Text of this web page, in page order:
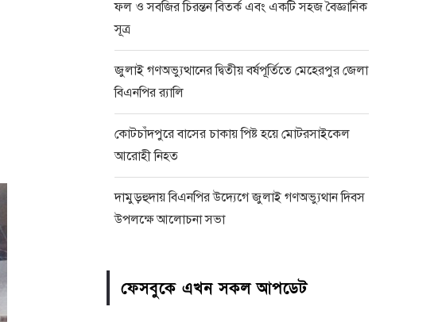
ফল ও সবজির চিরন্তন বিতর্ক এবং একটি সহজ বৈজ্ঞানিক
সূত্র
জুলাই গণঅভ্যুত্থানের দ্বিতীয় বর্ষপূর্তিতে মেহেরপুর জেলা
বিএনপির র‍্যালি
কোটচাঁদপুরে বাসের চাকায় পিষ্ট হয়ে মোটরসাইকেল
আরোহী নিহত
দামুড়হুদায় বিএনপির উদ্যেগে জুলাই গণঅভ্যুথান দিবস
উপলক্ষে আলোচনা সভা
ফেসবুকে এখন সকল আপডেট